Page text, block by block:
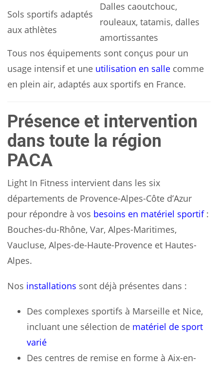
Sols sportifs adaptés
aux athlètes
Dalles caoutchouc,
rouleaux, tatamis, dalles
amortissantes
Tous nos équipements sont conçus pour un
usage intensif et une utilisation en salle comme
en plein air, adaptés aux sportifs en France.
Présence et intervention
dans toute la région
PACA
Light In Fitness intervient dans les six
départements de Provence-Alpes-Côte d’Azur
pour répondre à vos besoins en matériel sportif:
Bouches-du-Rhône, Var, Alpes-Maritimes,
Vaucluse, Alpes-de-Haute-Provence et Hautes-
Alpes.
Nos installations sont déjà présentes dans :
Des complexes sportifs à Marseille et Nice,
incluant une sélection de matériel de sport
varié
Des centres de remise en forme à Aix-en-